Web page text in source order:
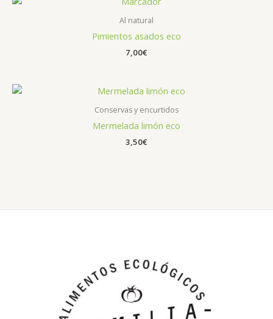
Al natural
Pimientos asados eco
7,00€
Conservas y encurtidos
Mermelada limón eco
3,50€